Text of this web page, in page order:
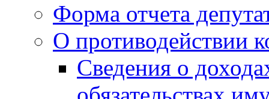
Форма отчета
О противодействии
Сведения о